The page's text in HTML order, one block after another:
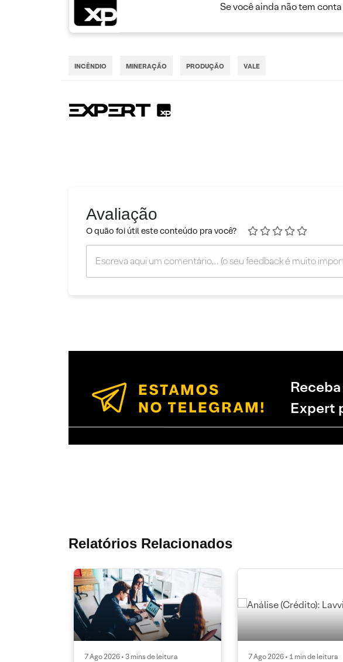
Se você ainda não tem
INCÊNDIO MINERAÇÃO PRODUÇÃO VALE
Avaliação
O quão foi útil este conteúdo pra você?
Expert
Relatórios Relacionados
7 Ago 2026 • 3 mins de leitura 7 Ago 2026 • 1 min de leitura